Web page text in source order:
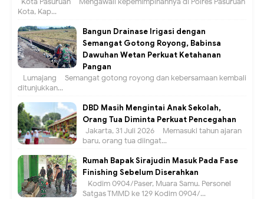
Kota, Kap...
Bangun Drainase Irigasi dengan
Semangat Gotong Royong, Babinsa
Dawuhan Wetan Perkuat Ketahanan
Pangan
Lumajang – Semangat gotong royong dan kebersamaan kembali
ditunjukkan...
DBD Masih Mengintai Anak Sekolah,
Orang Tua Diminta Perkuat Pencegahan
Jakarta, 31 Juli 2026 – Memasuki tahun ajaran
baru, orang tua diingat...
Rumah Bapak Sirajudin Masuk Pada Fase
Finishing Sebelum Diserahkan
Kodim 0904/Paser, Muara Samu. Personel
Satgas TMMD ke 129 Kodim 0904/...